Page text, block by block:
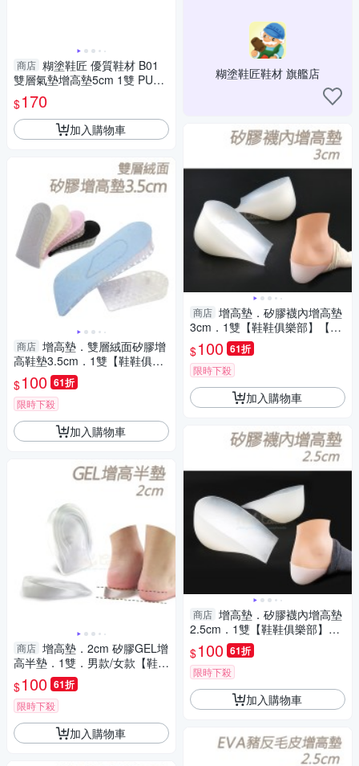
商店 糊塗鞋匠 優質鞋材 B01
雙層氣墊增高墊5cm 1雙 PU材
質 隱形增高 U型氣墊 緩壓減震
$170
加入購物車
商店 增高墊．雙層絨面矽膠增
高鞋墊3.5cm．1雙【鞋鞋俱樂
部】【906-B26】5色
$100 61折
限時下殺
加入購物車
商店 增高墊．2cm 矽膠GEL增
高半墊．1雙．男款/女款【鞋鞋
俱樂部】【906-B28】
$100 61折
限時下殺
加入購物車
糊塗鞋匠鞋材 旗艦店
商店 增高墊．矽膠襪內增高墊
3cm．1雙【鞋鞋俱樂部】【90
6-B53】
$100 61折
限時下殺
加入購物車
商店 增高墊．矽膠襪內增高墊
2.5cm．1雙【鞋鞋俱樂部】
【906-B52】
$100 61折
限時下殺
加入購物車